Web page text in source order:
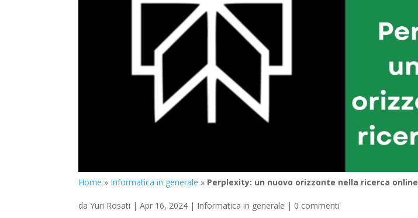
Home » Informatica in generale » Perplexity: un nuovo orizzonte nella ricerca online
daYuri Rosati |Apr 16, 2024 | Informatica in generale | 0 commenti